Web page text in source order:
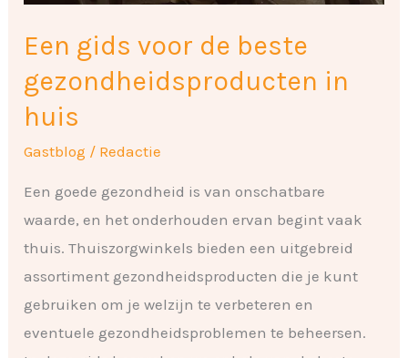
Een gids voor de beste
gezondheidsproducten in
huis
Gastblog / Redactie
Een goede gezondheid is van onschatbare
waarde, en het onderhouden ervan begint vaak
thuis. Thuiszorgwinkels bieden een uitgebreid
assortiment gezondheidsproducten die je kunt
gebruiken om je welzijn te verbeteren en
eventuele gezondheidsproblemen te beheersen.